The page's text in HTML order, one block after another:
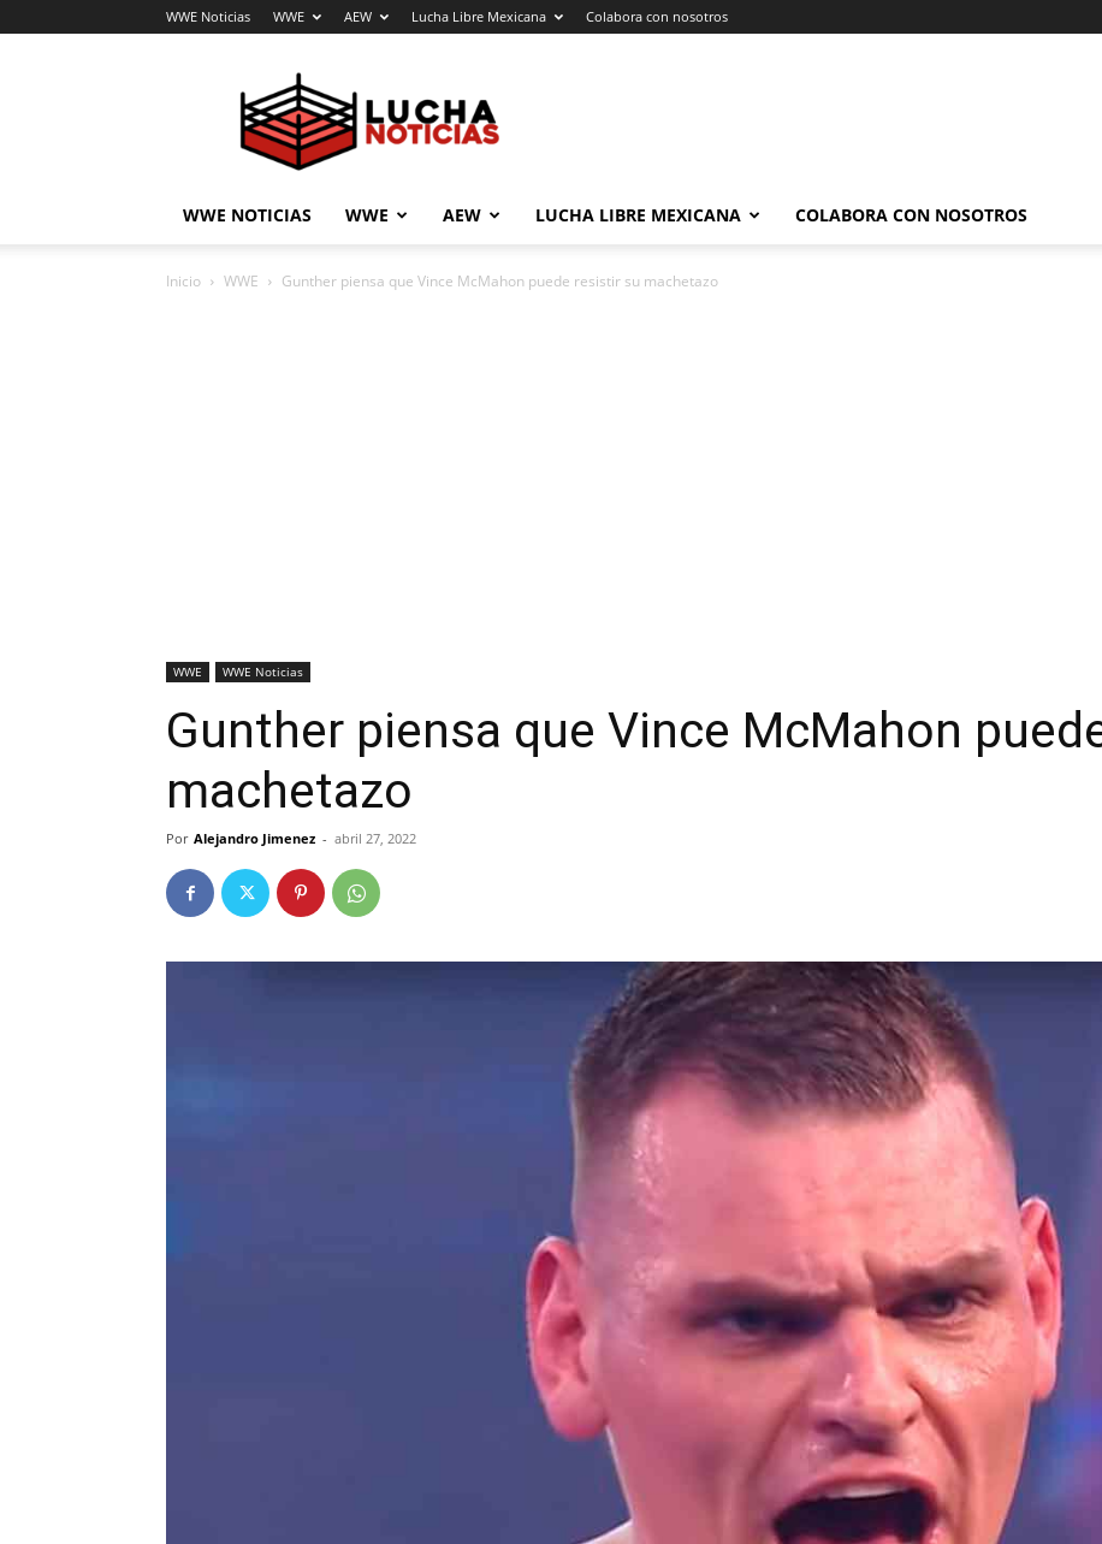
WWE Noticias WWE AEW Lucha Libre Mexicana Colabora con nosotros
Noticias
WWE NOTICIAS WWE AEW LUCHA LIBRE MEXICANA COLABORA CON NOSOTROS
Inicio WWE Gunther piensa que Vince McMahon puede resistir su machetazo
WWE WWE Noticias
Gunther piensa que Vince McMahon
machetazo
Por Alejandro Jimenez - abril 27, 2022